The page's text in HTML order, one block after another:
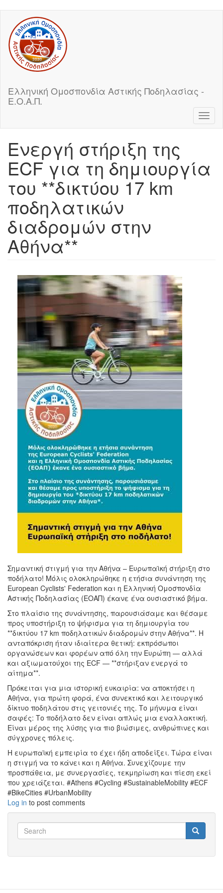
main
content
Ελληνική Ομοσπονδία Αστικής Ποδηλασίας -
Ε.Ο.Α.Π.
Ενεργή στήριξη της
ECF για τη δημιουργία
του **δικτύου 17 km
ποδηλατικών
διαδρομών στην
Αθήνα**
Σημαντική στιγμή για την Αθήνα – Ευρωπαϊκή στήριξη στο
ποδήλατο! Μόλις ολοκληρώθηκε η ετήσια συνάντηση της
European Cyclists' Federation και η Ελληνική Ομοσπονδία
Αστικής Ποδηλασίας (ΕΟΑΠ) έκανε ένα ουσιαστικό βήμα.
Στο πλαίσιο της συνάντησης, παρουσιάσαμε και θέσαμε
προς υποστήριξη το ψήφισμα για τη δημιουργία του
**δικτύου 17 km ποδηλατικών διαδρομών στην Αθήνα**. Η
ανταπόκριση ήταν ιδιαίτερα θετική: εκπρόσωποι
οργανώσεων και φορέων από όλη την Ευρώπη — αλλά
και αξιωματούχοι της ECF — **στήριξαν ενεργά το
αίτημα**.
Πρόκειται για μια ιστορική ευκαιρία: να αποκτήσει η
Αθήνα, για πρώτη φορά, ένα συνεκτικό και λειτουργικό
δίκτυο ποδηλάτου στις γειτονιές της. Το μήνυμα είναι
σαφές: Το ποδήλατο δεν είναι απλώς μια εναλλακτική.
Είναι μέρος της λύσης για πιο βιώσιμες, ανθρώπινες και
σύγχρονες πόλεις.
Η ευρωπαϊκή εμπειρία το έχει ήδη αποδείξει. Τώρα είναι
η στιγμή να το κάνει και η Αθήνα. Συνεχίζουμε την
προσπάθεια, με συνεργασίες, τεκμηρίωση και πίεση εκεί
που χρειάζεται. #Athens #Cycling #SustainableMobility #ECF
#BikeCities #UrbanMobility
Log in to post comments
Search
Search Search